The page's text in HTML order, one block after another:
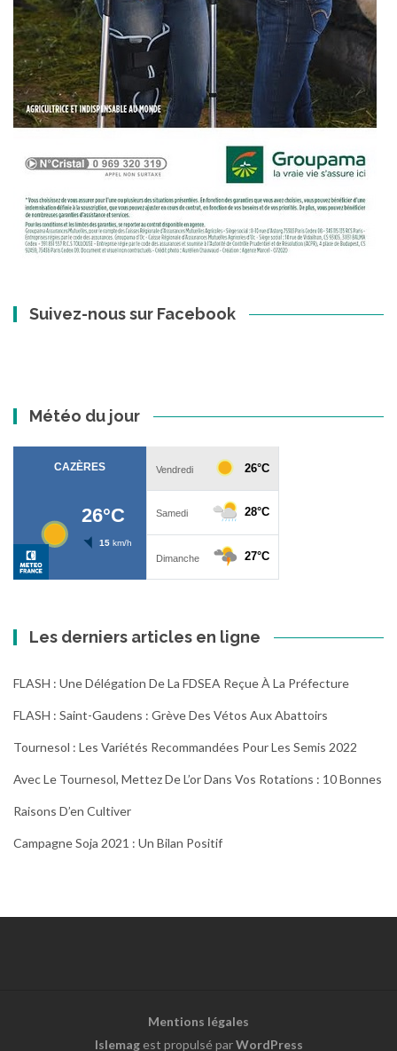
Suivez-nous sur Facebook
Météo du jour
Les derniers articles en ligne
FLASH : Une Délégation De La FDSEA Reçue À La Préfecture
FLASH : Saint-Gaudens : Grève Des Vétos Aux Abattoirs
Tournesol : Les Variétés Recommandées Pour Les Semis 2022
Avec Le Tournesol, Mettez De L’or Dans Vos Rotations : 10 Bonnes
Raisons D’en Cultiver
Campagne Soja 2021 : Un Bilan Positif
Mentions légales
Islemagest propulsé parWordPress